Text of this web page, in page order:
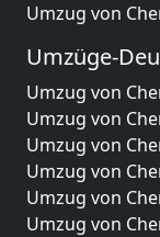
Umzug von
Umzüge-
Umzug von
Umzug von
Umzug von
Umzug von
Umzug von
Umzug von